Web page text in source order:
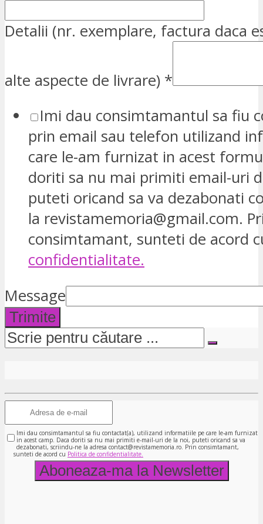
Detalii (nr. exemplare, factura daca
alte aspecte de livrare) *
Imi dau consimtamantul sa fiu
prin email sau telefon utilizand
care le-am furnizat in acest
doriti sa nu mai primiti email-uri
puteti oricand sa va dezabonati
la revistamemoria@gmail.com.
consimtamant, sunteti de acord
confidentialitate.
Message
Trimite
Imi dau consimtamantul sa fiu contactat(a), utilizand informatiile pe care le-am furnizat
in acest camp. Daca doriti sa nu mai primiti e-mail-uri de la noi, puteti oricand sa va
dezabonati, scriindu-ne la adresa contact@revistamemoria.ro. Prin consimtamant,
sunteti de acord cu Politica de confidentialitate.